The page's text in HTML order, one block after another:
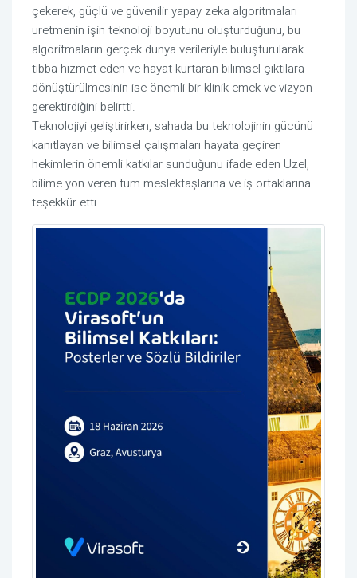
çekerek, güçlü ve güvenilir yapay zeka algoritmaları
üretmenin işin teknoloji boyutunu oluşturduğunu, bu
algoritmaların gerçek dünya verileriyle buluşturularak
tıbba hizmet eden ve hayat kurtaran bilimsel çıktılara
dönüştürülmesinin ise önemli bir klinik emek ve vizyon
gerektirdiğini belirtti.
Teknolojiyi geliştirirken, sahada bu teknolojinin gücünü
kanıtlayan ve bilimsel çalışmaları hayata geçiren
hekimlerin önemli katkılar sunduğunu ifade eden Uzel,
bilime yön veren tüm meslektaşlarına ve iş ortaklarına
teşekkür etti.